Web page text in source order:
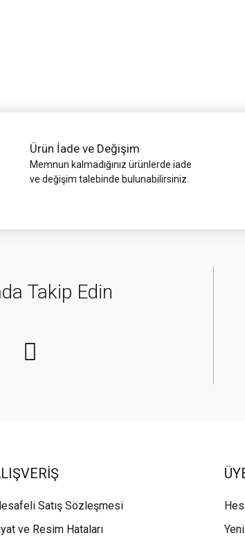
Ürün İade ve Değişim
Memnun kalmadığınız ürünlerde iade
ve değişim talebinde bulunabilirsiniz.
Takip Edin
Satış Sözleşmesi
ve Resim Hataları